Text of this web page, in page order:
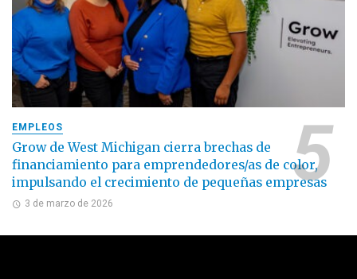
EMPLEOS
Grow de West Michigan cierra brechas de
financiamiento para emprendedores/as de color,
impulsando el crecimiento de pequeñas empresas
3 de marzo de 2026